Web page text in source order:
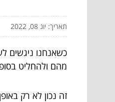
תאריך: יונ 08, 2022
כשאנחנו ניגשים
מהם ולהחליט
זה נכון לא רק